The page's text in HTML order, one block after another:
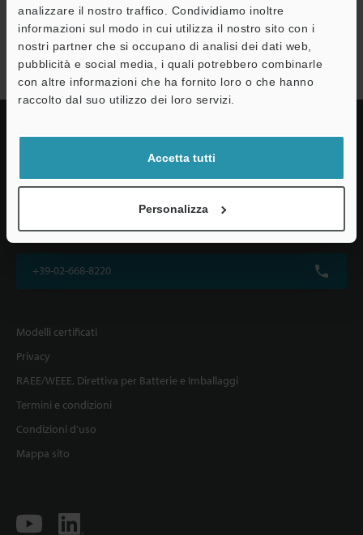
analizzare il nostro traffico. Condividiamo inoltre
informazioni sul modo in cui utilizza il nostro sito con i
nostri partner che si occupano di analisi dei dati web,
pubblicità e social media, i quali potrebbero combinarle
con altre informazioni che ha fornito loro o che hanno
raccolto dal suo utilizzo dei loro servizi.
Accetta tutti
Personalizza
Serie IV
Via Vittor Pisani 22, 20124 Milano, Italia
+39-02-668-8220
Modelli certificati
Privacy
RAEE/WEEE, Direttiva per Batterie e Imballaggi
Termini e condizioni
Condizioni d'uso
Mappa sito